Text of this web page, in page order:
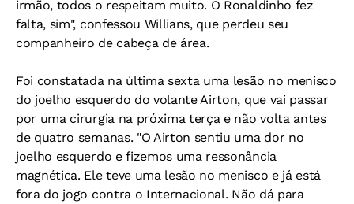
irmão, todos o respeitam muito. O Ronaldinho fez
falta, sim", confessou Willians, que perdeu seu
companheiro de cabeça de área.
Foi constatada na última sexta uma lesão no menisco
do joelho esquerdo do volante Airton, que vai passar
por uma cirurgia na próxima terça e não volta antes
de quatro semanas. "O Airton sentiu uma dor no
joelho esquerdo e fizemos uma ressonância
magnética. Ele teve uma lesão no menisco e já está
fora do jogo contra o Internacional. Não dá para